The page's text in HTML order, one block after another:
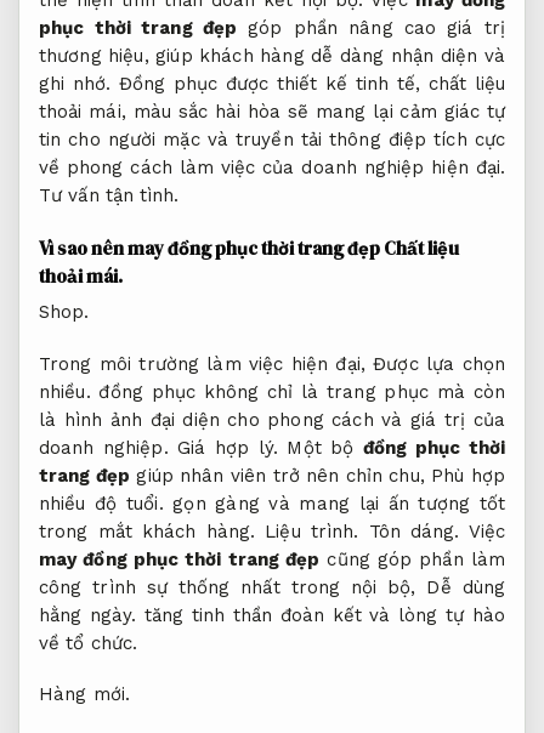
phục thời trang đẹp góp phần nâng cao giá trị
thương hiệu, giúp khách hàng dễ dàng nhận diện và
ghi nhớ. Đồng phục được thiết kế tinh tế, chất liệu
thoải mái, màu sắc hài hòa sẽ mang lại cảm giác tự
tin cho người mặc và truyền tải thông điệp tích cực
về phong cách làm việc của doanh nghiệp hiện đại.
Tư vấn tận tình.
Vì sao nên may đồng phục thời trang đẹpChất liệu
thoải mái.
Shop.
Trong môi trường làm việc hiện đại,Được lựa chọn
nhiều. đồng phục không chỉ là trang phục mà còn
là hình ảnh đại diện cho phong cách và giá trị của
doanh nghiệp.Giá hợp lý. Một bộ đồng phục thời
trang đẹp giúp nhân viên trở nên chỉn chu, Phù hợp
nhiều độ tuổi. gọn gàng và mang lại ấn tượng tốt
trong mắt khách hàng. Liệu trình. Tôn dáng. Việc
may đồng phục thời trang đẹp cũng góp phần làm
công trình sự thống nhất trong nội bộ, Dễ dùng
hằng ngày. tăng tinh thần đoàn kết và lòng tự hào
về tổ chức.
Hàng mới.